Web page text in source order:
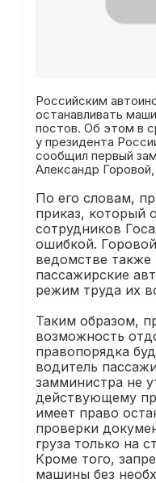
Российским
останавливать
постов. Об этом в
у президента
сообщил первый
Александр
По его словам,
приказ, который
сотрудников
ошибкой.
ведомстве также
пассажирские
режим труда их
Таким образом,
возможность
правопорядка
водитель
замминистра не
действующему
имеет право
проверки
груза только на
Кроме того,
машины без